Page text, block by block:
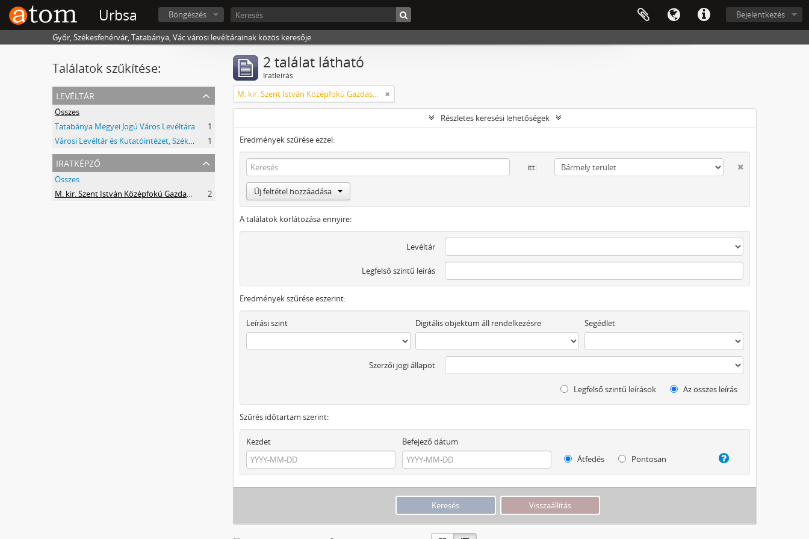
Urbsa Bejelentkezés
Böngészés
Győr, Székesfehérvár, Tatabánya, Vác városi levéltárainak közös keresője
Találatok szűkítése:
levéltár
Összes
Tatabánya Megyei Jogú Város Levéltára
1
Városi Levéltár és Kutatóintézet, Székesfehérvár
1
iratképző
Összes
M. kir. Szent István Középfokú Gazdasági Tanintézet és Mezőgazdasági Szaktanácsadó Állomás
2
2 találat látható
Iratleírás
M. kir. Szent István Középfokú Gazdasági Tanintézet és Mezőgazdasági Szaktanácsadó Állomás
Részletes keresési lehetőségek
Eredmények szűrése ezzel:
itt:
Új feltétel hozzáadása
A találatok korlátozása ennyire:
Levéltár
Legfelső szintű leírás
Eredmények szűrése eszerint:
Leírási szint Digitális objektum áll rendelkezésre Segédlet
Szerzői jogi állapot
Legfelső szintű leírások Az összes leírás
Szűrés időtartam szerint:
Kezdet
Befejező dátum
Átfedés
Pontosan